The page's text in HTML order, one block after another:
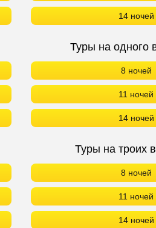
14 ночей
Туры на одного
8 ночей
11 ночей
14 ночей
Туры на троих
8 ночей
11 ночей
14 ночей